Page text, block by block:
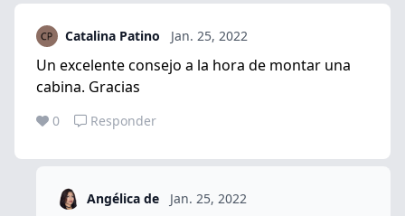
Catalina Patino Jan. 25, 2022
Un excelente consejo a la hora de montar una
cabina. Gracias
0 Responder
Angélica de Jan. 25, 2022